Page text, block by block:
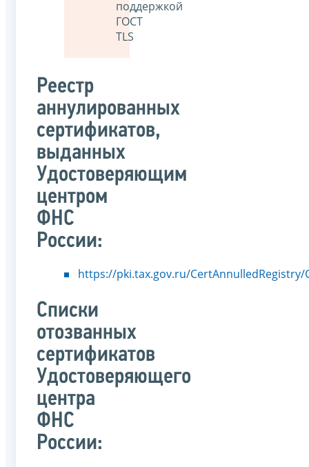
поддержкой
ГОСТ
TLS
Реестр
аннулированных
сертификатов,
выданных
Удостоверяющим
центром
ФНС
России:
https://pki.tax.gov.ru/CertAnnulledRegistry/
Списки
отозванных
сертификатов
Удостоверяющего
центра
ФНС
России: